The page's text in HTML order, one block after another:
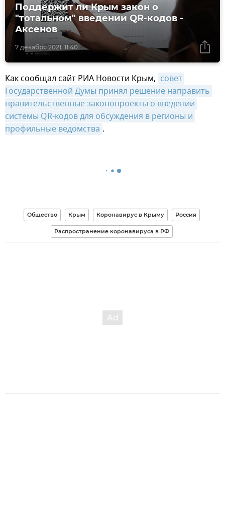
7 декабря 2021, 11:40
Поддержит ли Крым закон о
"тотальном" введении QR-кодов -
Аксенов
Как сообщал сайт РИА Новости Крым, совет
Государственной Думы принял решение направить
правительственные законопроекты о введении
системы QR-кодов для обсуждения в регионы и
профильные ведомства .
Общество Крым Коронавирус в Крыму Россия
Распространение коронавируса в РФ